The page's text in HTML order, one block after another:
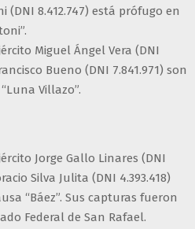
(DNI 8.412.747) está prófugo en
Miguel Ángel Vera (DNI
Bueno (DNI 7.841.971) son
Villazo”.
Jorge Gallo Linares (DNI
Silva Julita (DNI 4.393.418)
“Báez”. Sus capturas fueron
Federal de San Rafael.